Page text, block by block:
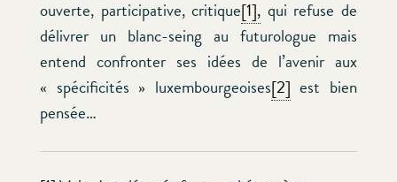
ouverte, participative, critique[1], qui refuse de
délivrer un blanc-seing au futurologue mais
entend confronter ses idées de l’avenir aux
« spécificités » luxembourgeoises[2] est bien
pensée…